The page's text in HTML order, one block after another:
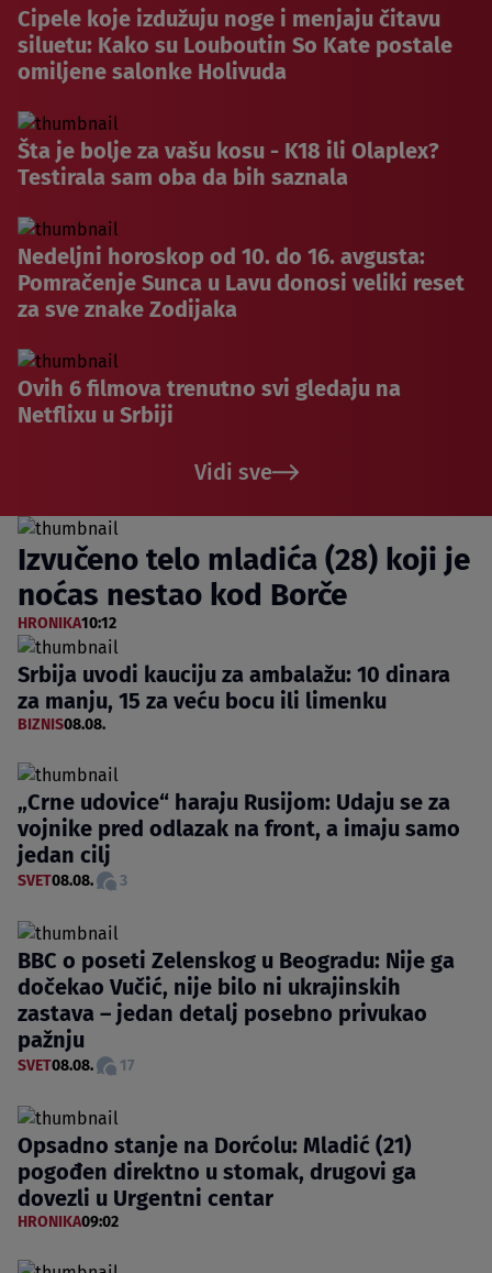
Cipele koje izdužuju noge i menjaju čitavu
siluetu: Kako su Louboutin So Kate postale
omiljene salonke Holivuda
Šta je bolje za vašu kosu - K18 ili Olaplex?
Testirala sam oba da bih saznala
Nedeljni horoskop od 10. do 16. avgusta:
Pomračenje Sunca u Lavu donosi veliki reset
za sve znake Zodijaka
Ovih 6 filmova trenutno svi gledaju na
Netflixu u Srbiji
Vidi sve
Izvučeno telo mladića (28) koji je
noćas nestao kod Borče
HRONIKA10:12
Srbija uvodi kauciju za ambalažu: 10 dinara
za manju, 15 za veću bocu ili limenku
BIZNIS08.08.
„Crne udovice“ haraju Rusijom: Udaju se za
vojnike pred odlazak na front, a imaju samo
jedan cilj
SVET08.08. 3
BBC o poseti Zelenskog u Beogradu: Nije ga
dočekao Vučić, nije bilo ni ukrajinskih
zastava – jedan detalj posebno privukao
pažnju
SVET08.08. 17
Opsadno stanje na Dorćolu: Mladić (21)
pogođen direktno u stomak, drugovi ga
dovezli u Urgentni centar
HRONIKA09:02